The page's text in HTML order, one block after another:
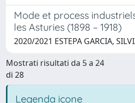
Mode et process
les Asturies (1898 – 1918)
2020/2021 ESTEPA GARCIA,
Mostrati risultati da 5 a 24
di 28
Legenda icone